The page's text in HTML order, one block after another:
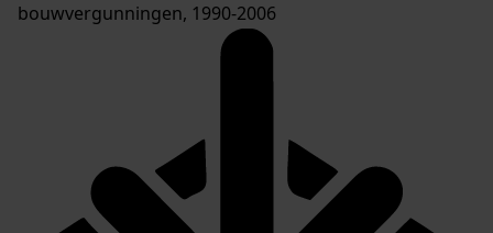
bouwvergunningen, 1990-2006